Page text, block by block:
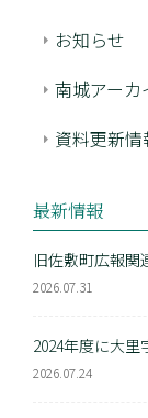
お知らせ
南城アーカ
資料更新情
最新情報
旧佐敷町広報
2026.07.31
2024年度に大
2026.07.24